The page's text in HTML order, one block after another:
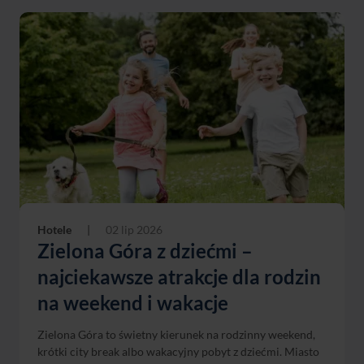
Hotele | 02 lip 2026
Zielona Góra z dziećmi –
najciekawsze atrakcje dla rodzin
na weekend i wakacje
Zielona Góra to świetny kierunek na rodzinny weekend,
krótki city break albo wakacyjny pobyt z dziećmi. Miasto